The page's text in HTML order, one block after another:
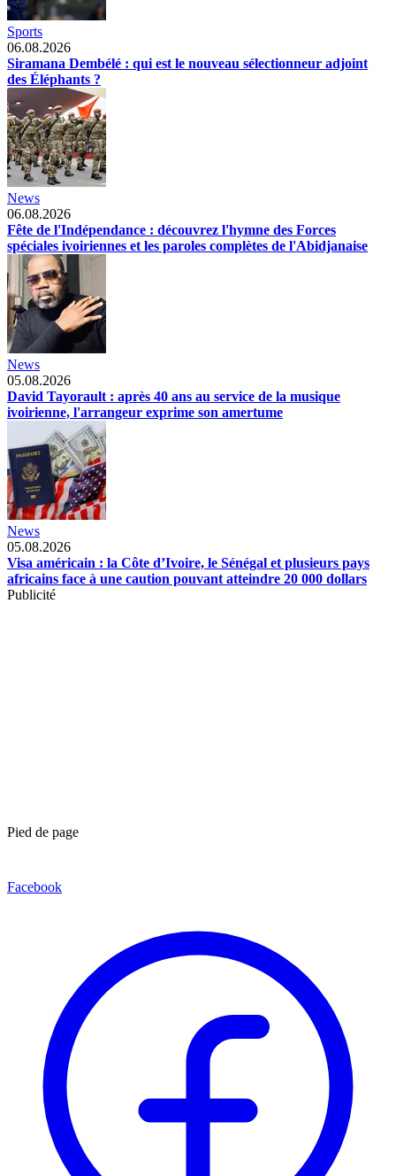
Sports
06.08.2026
Siramana Dembélé : qui est le nouveau sélectionneur adjoint
des Éléphants ?
News
06.08.2026
Fête de l'Indépendance : découvrez l'hymne des Forces
spéciales ivoiriennes et les paroles complètes de l'Abidjanaise
News
05.08.2026
David Tayorault : après 40 ans au service de la musique
ivoirienne, l'arrangeur exprime son amertume
News
05.08.2026
Visa américain : la Côte d’Ivoire, le Sénégal et plusieurs pays
africains face à une caution pouvant atteindre 20 000 dollars
Publicité
Pied de page
Facebook